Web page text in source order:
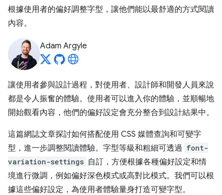
根據使用者的偏好調整字型，讓他們能以最舒適的方式閱讀
內容。
Adam Argyle
讓使用者參與設計過程，對使用者、設計師和開發人員來說
都是令人振奮的體驗。使用者可以進入你的體驗，並順暢地
開始觀看內容，他們的偏好設定會充分整合到設計結果中。
這篇網誌文章探討如何搭配使用 CSS 媒體查詢和可變字
型，進一步調整閱讀體驗。字型等級和粗細可透過 font-
variation-settings 自訂，方便根據各種偏好設定和情
境進行微調，例如偏好深色模式或高對比模式。我們可以根
據這些偏好設定，為使用者體驗量身打造可變字型。